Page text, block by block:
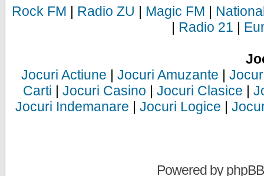
Rock FM | Radio ZU | Magic FM |
| Radio 21 |
Jocuri Actiune | Jocuri Amuzante |
Carti | Jocuri Casino | Jocuri Clasice |
Jocuri Indemanare | Jocuri Logice |
Powered byphpBB